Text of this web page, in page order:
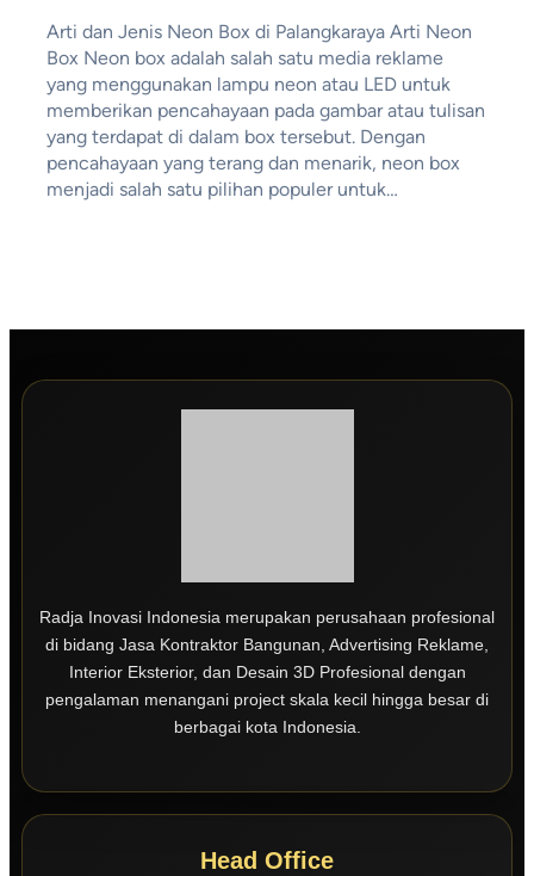
Arti dan Jenis Neon Box di Palangkaraya Arti Neon
Box Neon box adalah salah satu media reklame
yang menggunakan lampu neon atau LED untuk
memberikan pencahayaan pada gambar atau tulisan
yang terdapat di dalam box tersebut. Dengan
pencahayaan yang terang dan menarik, neon box
menjadi salah satu pilihan populer untuk…
Radja Inovasi Indonesia merupakan perusahaan profesional
di bidang Jasa Kontraktor Bangunan, Advertising Reklame,
Interior Eksterior, dan Desain 3D Profesional dengan
pengalaman menangani project skala kecil hingga besar di
berbagai kota Indonesia.
Head Office